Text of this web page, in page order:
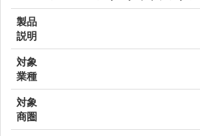
製品
説明
対象
業種
対象
商圏